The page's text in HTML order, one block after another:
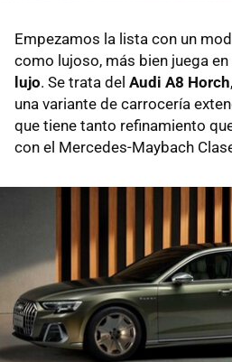
Empezamos la lista con un
como lujoso, más bien juega en
lujo. Se trata del Audi A8 Horch
una variante de carrocería
que tiene tanto refinamiento
con el Mercedes-Maybach